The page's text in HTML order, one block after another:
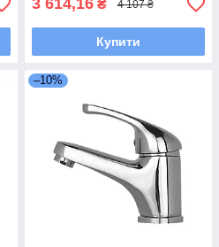
3 614,16 ₴ 4 107 ₴
Купити
–10%